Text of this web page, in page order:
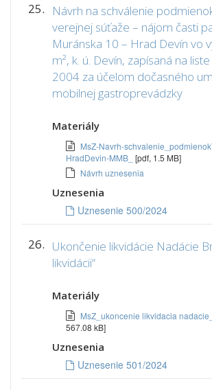
25.
Návrh na schválenie
verejnej súťaže – nájom časti
Muránska 10 – Hrad Devín vo
m², k. ú. Devín, zapísaná na
2004 za účelom dočasného
mobilnej gastroprevádzky
Materiály
MsZ-Navrh-
HradDevin-MMB_ [pdf, 1.5 MB]
Návrh uznesenia
Uznesenia
Uznesenie 500/2024
26. Ukončenie likvidácie Nadácie
likvidácii“
Materiály
MsZ_ukoncenie likvidacia
567.08 kB]
Uznesenia
Uznesenie 501/2024